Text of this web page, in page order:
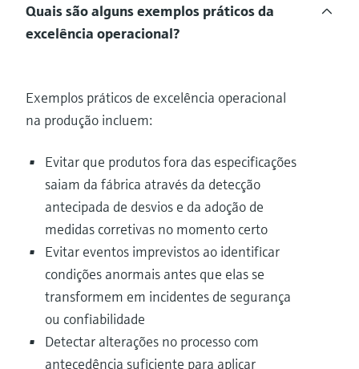
Quais são alguns exemplos práticos da
excelência operacional?
Exemplos práticos de excelência operacional
na produção incluem:
Evitar que produtos fora das especificações
saiam da fábrica através da detecção
antecipada de desvios e da adoção de
medidas corretivas no momento certo
Evitar eventos imprevistos ao identificar
condições anormais antes que elas se
transformem em incidentes de segurança
ou confiabilidade
Detectar alterações no processo com
antecedência suficiente para aplicar